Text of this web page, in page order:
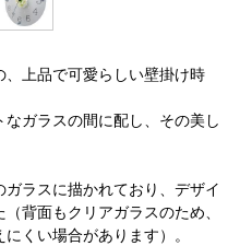
上品で可愛らしい壁掛け時
ガラスの間に配し、その美し
ラスに描かれており、デザイ
背面もクリアガラスのため、
くい場合があります）。